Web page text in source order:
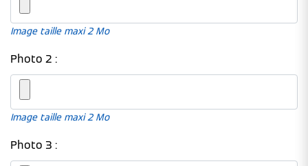
Image taille maxi 2 Mo
Photo 2 :
Image taille maxi 2 Mo
Photo 3 :